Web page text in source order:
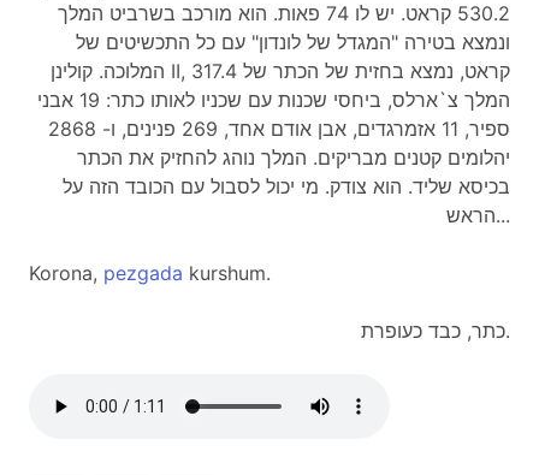
530.2 קראט. יש לו 74 פאות. הוא מורכב בשרביט המלך
ונמצא בטירה "המגדל של לונדון" עם כל התכשיטים של
המלוכה. קולינן II, 317.4 קראט, נמצא בחזית של הכתר של
המלך צ`ארלס, ביחסי שכנות עם שכניו לאותו כתר: 19 אבני
ספיר, 11 אזמרגדים, אבן אודם אחד, 269 פנינים, ו- 2868
יהלומים קטנים מבריקים. המלך נוהג להחזיק את הכתר
בכיסא שליד. הוא צודק. מי יכול לסבול עם הכובד הזה על
הראש...
Korona, pezgada kurshum.
כתר, כבד כעופרת.